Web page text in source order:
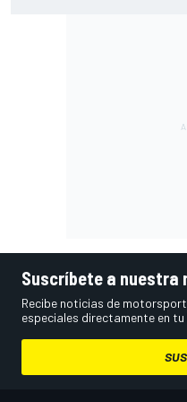
Suscríbete a nuestra
Recibe noticias de
especiales directamente en